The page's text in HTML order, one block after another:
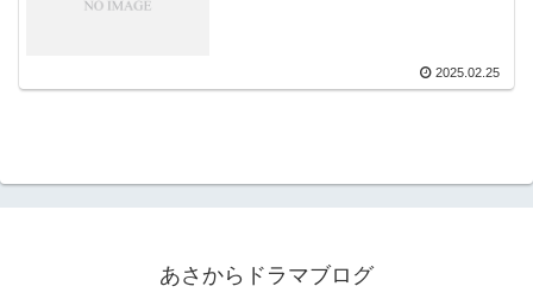
2025.02.25
あさからドラマブログ